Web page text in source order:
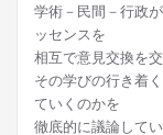
学術－民間－行政
ッセンスを
相互で意見交換を交
その学びの行き着
ていくのかを
徹底的に議論してい